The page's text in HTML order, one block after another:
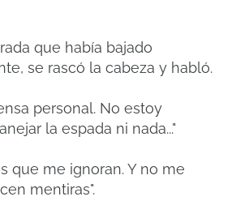
que había bajado
se rascó la cabeza y habló.
personal. No estoy
la espada ni nada..."
que me ignoran. Y no me
mentiras".